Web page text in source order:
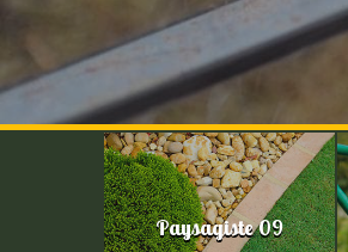
Paysagiste 09